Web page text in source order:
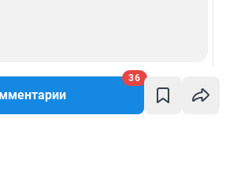
36